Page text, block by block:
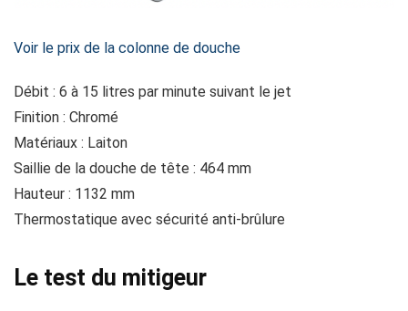
Voir le prix de la colonne de douche
Débit : 6 à 15 litres par minute suivant le jet
Finition : Chromé
Matériaux : Laiton
Saillie de la douche de tête : 464 mm
Hauteur : 1132 mm
Thermostatique avec sécurité anti-brûlure
Le test du mitigeur